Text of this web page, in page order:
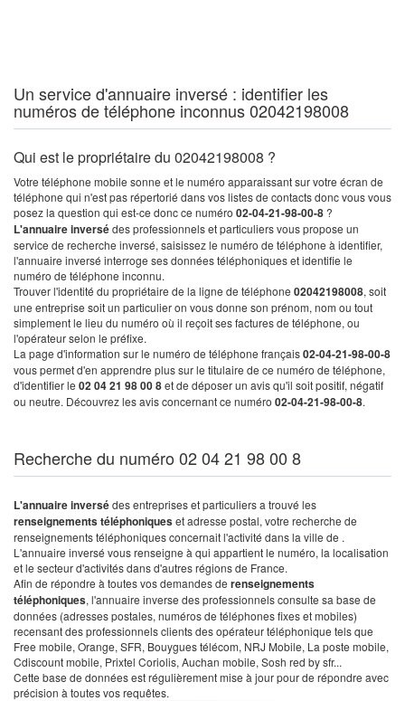
Un service d'annuaire inversé : identifier les
numéros de téléphone inconnus 02042198008
Qui est le propriétaire du 02042198008 ?
Votre téléphone mobile sonne et le numéro apparaissant sur votre écran de
téléphone qui n'est pas répertorié dans vos listes de contacts donc vous vous
posez la question qui est-ce donc ce numéro 02-04-21-98-00-8 ?
L'annuaire inversédes professionnels et particuliers vous propose un
service de recherche inversé, saisissez le numéro de téléphone à identifier,
l'annuaire inversé interroge ses données téléphoniques et identifie le
numéro de téléphone inconnu.
Trouver l'identité du propriétaire de la ligne de téléphone 02042198008, soit
une entreprise soit un particulier on vous donne son prénom, nom ou tout
simplement le lieu du numéro où il reçoit ses factures de téléphone, ou
l'opérateur selon le préfixe.
La page d'information sur le numéro de téléphone français02-04-21-98-00-8
vous permet d'en apprendre plus sur le titulaire de ce numéro de téléphone,
d'identifier le 02 04 21 98 00 8et de déposer un avis qu'il soit positif, négatif
ou neutre. Découvrez les avis concernant ce numéro 02-04-21-98-00-8.
Recherche du numéro 02 04 21 98 00 8
L'annuaire inversédes entreprises et particuliers a trouvé les
renseignements téléphoniqueset adresse postal, votre recherche de
renseignements téléphoniques concernait l'activité dans la ville de .
L'annuaire inversé vous renseigne à qui appartient le numéro, la localisation
et le secteur d'activités dans d'autres régions de France.
Afin de répondre à toutes vos demandes de renseignements
téléphoniques, l'annuaire inverse des professionnels consulte sa base de
données (adresses postales, numéros de téléphones fixes et mobiles)
recensant des professionnels clients des opérateur téléphonique tels que
Free mobile, Orange, SFR, Bouygues télécom, NRJ Mobile, La poste mobile,
Cdiscount mobile, Prixtel Coriolis, Auchan mobile, Sosh red by sfr...
Cette base de données est régulièrement mise à jour pour de répondre avec
précision à toutes vos requêtes.